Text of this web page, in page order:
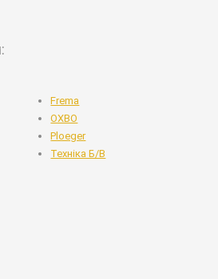
Frema
OXBO
Ploeger
Техніка Б/В